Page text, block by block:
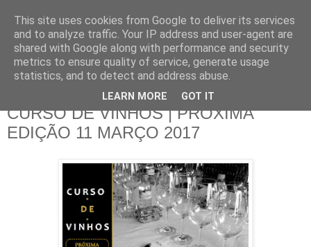
sábado, 25 de fevereiro de 2017
CURSO DE VINHOS | PRÓXIMA
EDIÇÃO 11 MARÇO 2017
This site uses cookies from Google to deliver its services
and to analyze traffic. Your IP address and user-agent are
shared with Google along with performance and security
metrics to ensure quality of service, generate usage
statistics, and to detect and address abuse.
LEARN MORE GOT IT